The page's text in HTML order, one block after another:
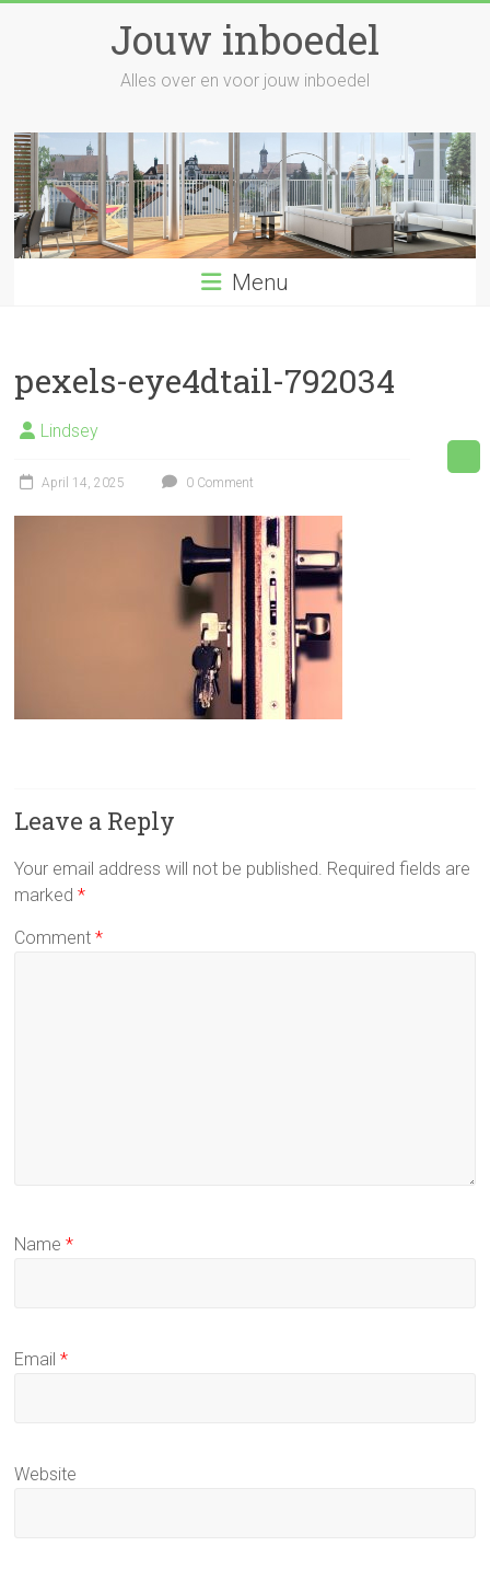
Jouw inboedel
Alles over en voor jouw inboedel
Menu
pexels-eye4dtail-792034
Lindsey
April 14, 2025 0 Comment
Leave a Reply
Your email address will not be published. Required fields are
marked*
Comment*
Name*
Email*
Website